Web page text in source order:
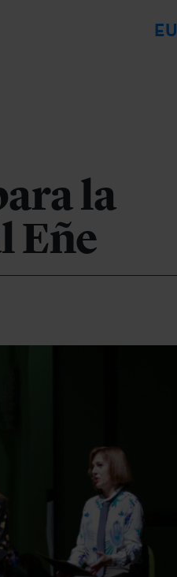
EU
la
Eñe